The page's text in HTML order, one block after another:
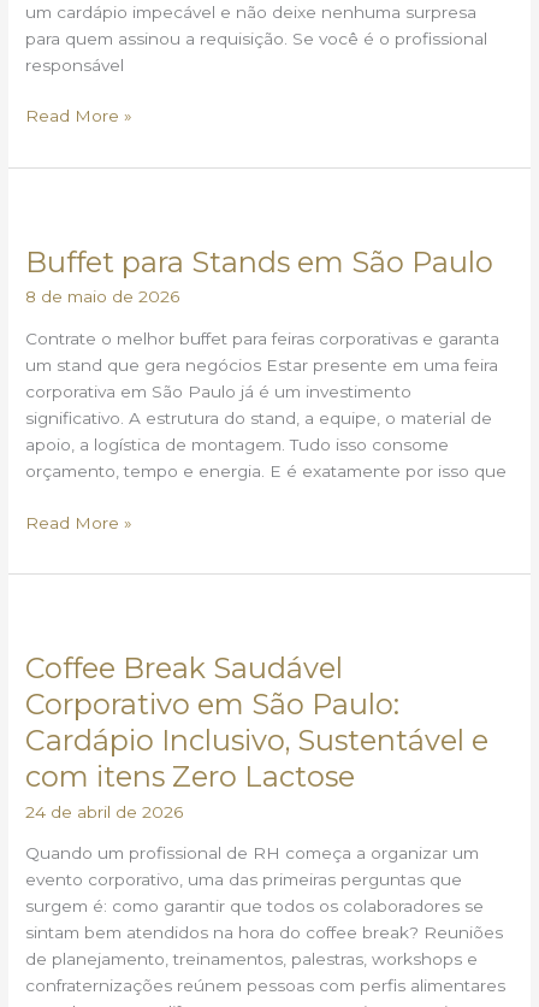
um cardápio impecável e não deixe nenhuma surpresa
para quem assinou a requisição. Se você é o profissional
responsável
Read More »
Buffet para Stands em São Paulo
8 de maio de 2026
Contrate o melhor buffet para feiras corporativas e garanta
um stand que gera negócios Estar presente em uma feira
corporativa em São Paulo já é um investimento
significativo. A estrutura do stand, a equipe, o material de
apoio, a logística de montagem. Tudo isso consome
orçamento, tempo e energia. E é exatamente por isso que
Stands
Paulo
Read More »
Coffee Break Saudável
Corporativo em São Paulo:
Cardápio Inclusivo, Sustentável e
com itens Zero Lactose
24 de abril de 2026
Quando um profissional de RH começa a organizar um
evento corporativo, uma das primeiras perguntas que
surgem é: como garantir que todos os colaboradores se
sintam bem atendidos na hora do coffee break? Reuniões
de planejamento, treinamentos, palestras, workshops e
confraternizações reúnem pessoas com perfis alimentares
Saudável
Corporativo
em
São
Paulo:
Inclusivo,
Sustentável
e
com
itens
Zero
Lactose